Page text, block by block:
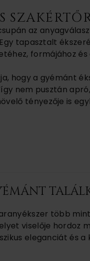
az
tapasztalt
formájához és
hogy a gyémánt
nem pusztán
tényezője is
több
viselője hordoz
eleganciát és